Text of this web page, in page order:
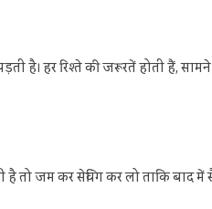
है। हर रिश्ते की जरूरतें होती हैं,
जम कर सेविंग कर लो ताकि बाद में